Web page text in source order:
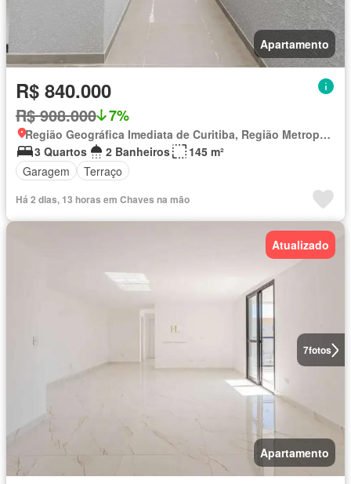
Apartamento
R$ 840.000
R$ 908.000 7%
Região Geográfica Imediata de Curitiba, Região Metropolitana de Curitiba
3 Quartos
2 Banheiros
145 m²
Garagem
Terraço
Há 2 dias, 13 horas em Chaves na mão
7fotos
Atualizado
Apartamento